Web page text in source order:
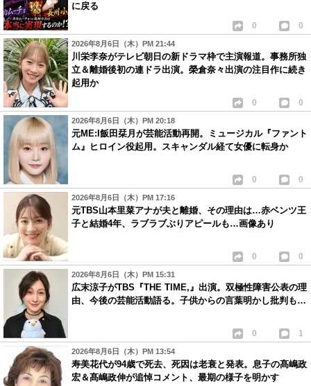
に戻る
0 0
2026年8月6日（木）PM 21:44
川栄李奈がテレビ朝日の新ドラマ枠で主演報道。事務所独
立＆離婚後初の連ドラ出演。榮倉奈々出演の注目作に続き
起用か
0 0
2026年8月6日（木）PM 20:18
元ME:I飯田栞月が芸能活動再開。ミュージカル『ファント
ム』ヒロイン役起用。スキャンダル経て女優に転身か
0 0
2026年8月6日（木）PM 17:16
元TBS山本里菜アナが夫と離婚、その理由は…赤ベンツ王
子と結婚4年、ラブラブぶりアピールも…画像あり
0 0
2026年8月6日（木）PM 15:31
広末涼子がTBS『THE TIME,』出演。双極性障害公表の理
由、今後の芸能活動語る。子供からの言葉明かし批判も…
0 1
2026年8月6日（木）PM 13:54
寿美花代が94歳で死去、死因は老衰と発表。息子の髙嶋政
宏＆髙嶋政伸が追悼コメント、最期の様子を明かす